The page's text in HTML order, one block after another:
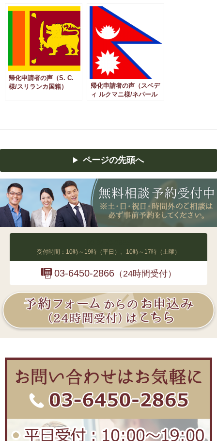
帰化申請者の声（S. C.
様/スリランカ国籍）
帰化申請者の声（スベデ
ィ ルクマニ様/ネパール
ページの先頭へ
受付時間：10時～19時（平日）、10時～17時（土曜）
03-6450-2866（24時間受付）